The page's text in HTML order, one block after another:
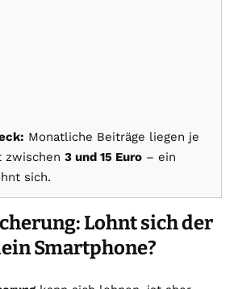
Monatliche Beiträge liegen je
zwischen 3 und 15 Euro – ein
sich.
Lohnt sich der
Smartphone?